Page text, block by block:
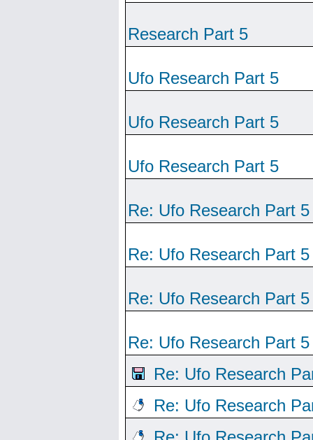
Research Part 5
Ufo Research Part 5
Ufo Research Part 5
Ufo Research Part 5
Re: Ufo Research Part 5
Re: Ufo Research Part 5
Re: Ufo Research Part 5
Re: Ufo Research Part 5
Re: Ufo Research
Re: Ufo Research